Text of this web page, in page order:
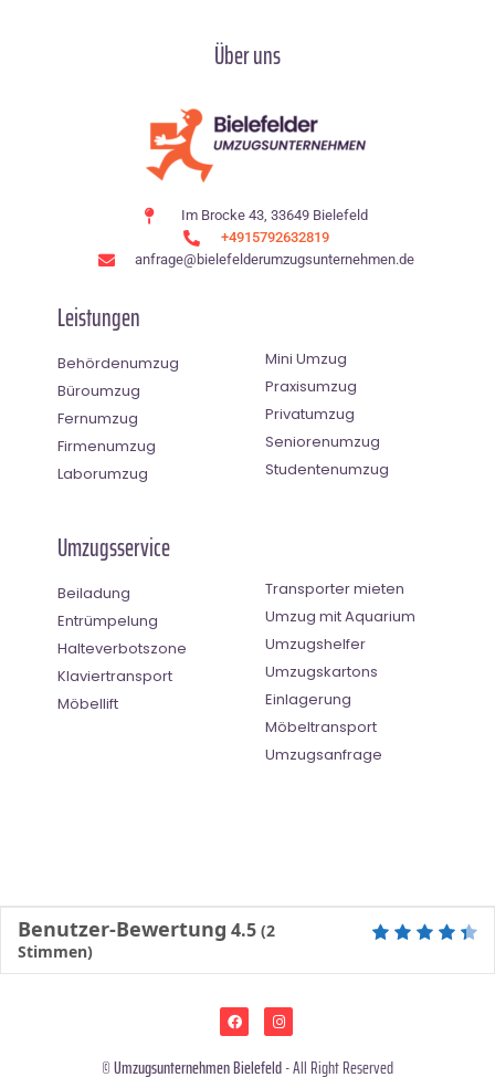
Über uns
Im Brocke 43, 33649 Bielefeld
+4915792632819
anfrage@bielefelderumzugsunternehmen.de
Leistungen
Behördenumzug
Büroumzug
Fernumzug
Firmenumzug
Laborumzug
Mini Umzug
Praxisumzug
Privatumzug
Seniorenumzug
Studentenumzug
Umzugsservice
Beiladung
Entrümpelung
Halteverbotszone
Klaviertransport
Möbellift
Transporter mieten
Umzug mit Aquarium
Umzugshelfer
Umzugskartons
Einlagerung
Möbeltransport
Umzugsanfrage
Benutzer-Bewertung 4.5 (2
Stimmen)
©Umzugsunternehmen Bielefeld- All Right Reserved